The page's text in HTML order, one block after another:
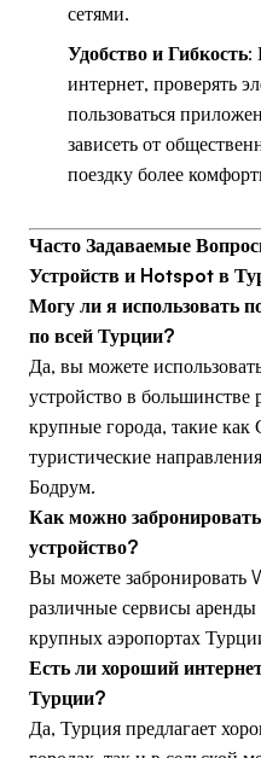
сетями.
Удобство и Гибкость:
интернет, проверять
пользоваться
зависеть от
поездку более
Часто Задаваемые
Устройств и Hotspot в
Могу ли я использовать
по всей Турции?
Да, вы можете
устройство в
крупные города, такие
туристические
Бодрум.
Как можно
устройство?
Вы можете забронировать
различные сервисы
крупных аэропортах
Есть ли хороший
Турции?
Да, Турция предлагает